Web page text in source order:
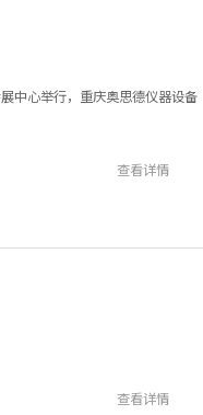
中心举行，重庆奥思德仪器设备
查看详情
查看详情